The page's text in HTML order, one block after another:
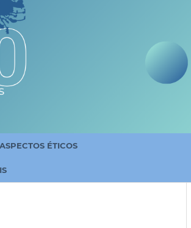
ASPECTOS ÉTICOS